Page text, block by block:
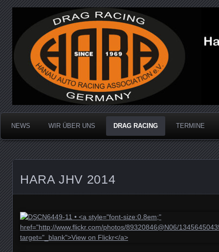
Hanau Auto Racing
Dragracing auf der 1/4 Meile
NEWS WIR ÜBER UNS DRAG RACING TERMINE
HARA JHV 2014